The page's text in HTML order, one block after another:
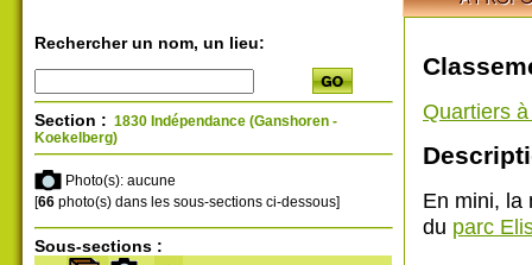
Rechercher un nom, un lieu:
Section : 1830 Indépendance (Ganshoren -
Koekelberg)
Photo(s): aucune
[66 photo(s) dans les sous-sections ci-dessous]
Sous-sections :
Quartiers
En mini, la
du parc